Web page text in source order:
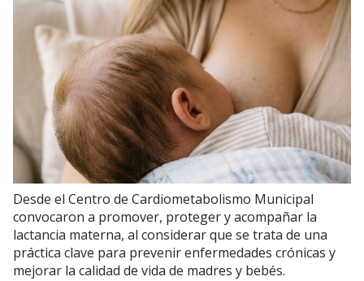
Desde el Centro de Cardiometabolismo Municipal
convocaron a promover, proteger y acompañar la
lactancia materna, al considerar que se trata de una
práctica clave para prevenir enfermedades crónicas y
mejorar la calidad de vida de madres y bebés.